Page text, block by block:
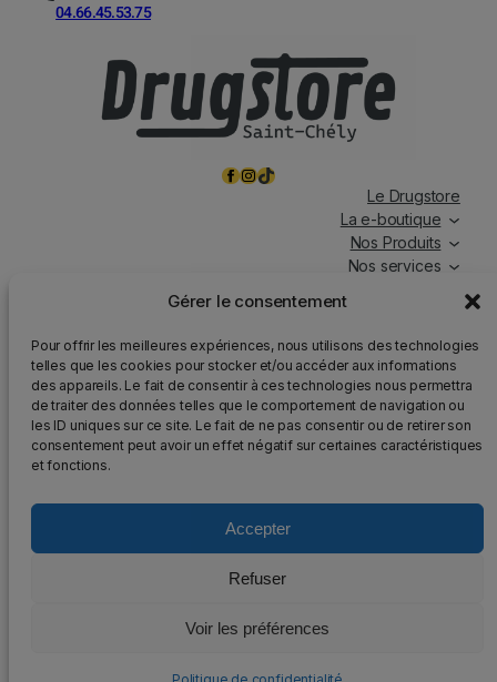
Gérer le consentement
Pour offrir les meilleures expériences, nous utilisons des technologies
telles que les cookies pour stocker et/ou accéder aux informations
des appareils. Le fait de consentir à ces technologies nous permettra
de traiter des données telles que le comportement de navigation ou
les ID uniques sur ce site. Le fait de ne pas consentir ou de retirer son
consentement peut avoir un effet négatif sur certaines caractéristiques
et fonctions.
Accepter
Refuser
Voir les préférences
04.66.45.53.75
FacebookInstagramTikTok
Le Drugstore
La e-boutique
Nos Produits
Nos services
les jours fériés.
Attention: Nous rappelons que la vente d’alcool est
strictement interdite aux mineurs, que l’abus d’alcool est
dangereux pour la santé et qu’il doit être consommé avec
modération.
2025 – Tous droits réservés au DrugStore48
– Politique de confidentialité
Conception et développement :